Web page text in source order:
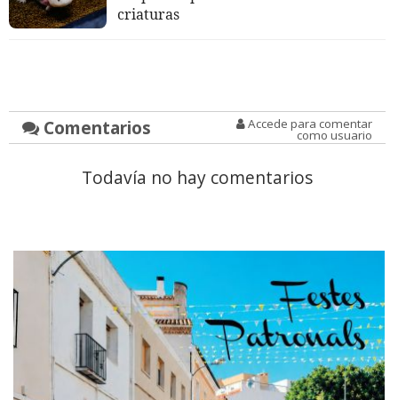
criaturas
Comentarios Accede para comentar
como usuario
Todavía no hay comentarios